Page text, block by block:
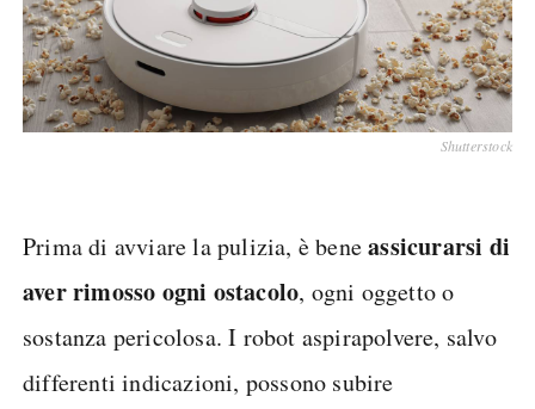
Shutterstock
Prima di avviare la pulizia, è beneassicurarsi di
aver rimosso ogni ostacolo, ogni oggetto o
sostanza pericolosa. I robot aspirapolvere, salvo
differenti indicazioni, possono subire